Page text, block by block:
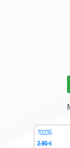
70235
2.90 €